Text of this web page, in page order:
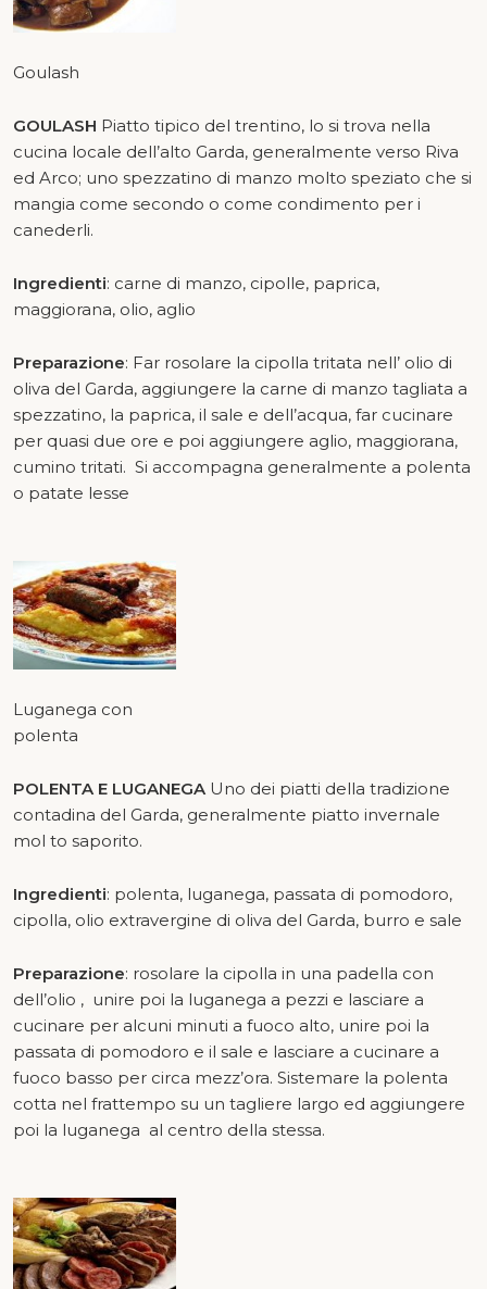
Goulash
GOULASH Piatto tipico del trentino, lo si trova nella
cucina locale dell’alto Garda, generalmente verso Riva
ed Arco; uno spezzatino di manzo molto speziato che si
mangia come secondo o come condimento per i
canederli.
Ingredienti: carne di manzo, cipolle, paprica,
maggiorana, olio, aglio
Preparazione: Far rosolare la cipolla tritata nell’ olio di
oliva del Garda, aggiungere la carne di manzo tagliata a
spezzatino, la paprica, il sale e dell’acqua, far cucinare
per quasi due ore e poi aggiungere aglio, maggiorana,
cumino tritati. Si accompagna generalmente a polenta
o patate lesse
Luganega con
polenta
POLENTA E LUGANEGA Uno dei piatti della tradizione
contadina del Garda, generalmente piatto invernale
mol to saporito.
Ingredienti: polenta, luganega, passata di pomodoro,
cipolla, olio extravergine di oliva del Garda, burro e sale
Preparazione: rosolare la cipolla in una padella con
dell’olio , unire poi la luganega a pezzi e lasciare a
cucinare per alcuni minuti a fuoco alto, unire poi la
passata di pomodoro e il sale e lasciare a cucinare a
fuoco basso per circa mezz’ora. Sistemare la polenta
cotta nel frattempo su un tagliere largo ed aggiungere
poi la luganega al centro della stessa.